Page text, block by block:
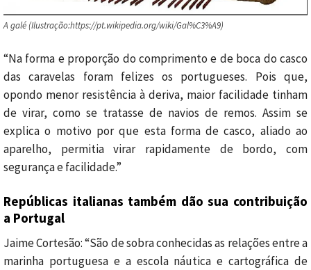
A galé (Ilustração:https://pt.wikipedia.org/wiki/Gal%C3%A9)
“Na forma e proporção do comprimento e de boca do casco
das caravelas foram felizes os portugueses. Pois que,
opondo menor resistência à deriva, maior facilidade tinham
de virar, como se tratasse de navios de remos. Assim se
explica o motivo por que esta forma de casco, aliado ao
aparelho, permitia virar rapidamente de bordo, com
segurança e facilidade.”
Repúblicas italianas também dão sua contribuição
a Portugal
Jaime Cortesão: “São de sobra conhecidas as relações entre a
marinha portuguesa e a escola náutica e cartográfica de